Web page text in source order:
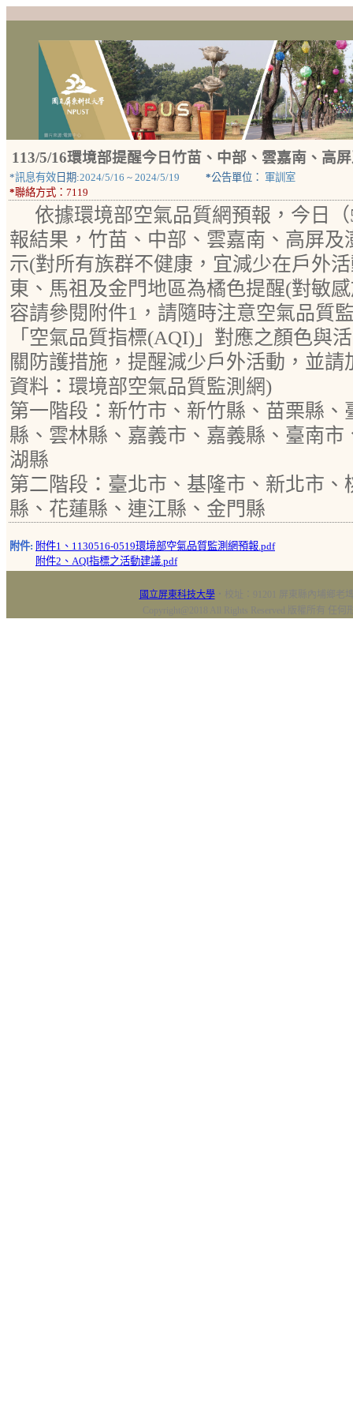
113/5/16環境部提醒今日竹苗、中部、雲嘉南、高
*訊息有效 日期:2024/5/16 ~ 2024/5/19 *公告單位： 軍訓室
*聯絡方式： 7119
依據環境部空氣品質網預報，今日
報結果，竹苗、中部、雲嘉南、高屏
示(對所有族群不健康，宜減少在戶外
東、馬祖及金門地區為橘色提醒(對敏
容請參閱附件1，請隨時注意空氣品質
「空氣品質指標(AQI)」對應之顏色與
關防護措施，提醒減少戶外活動，並
資料：環境部空氣品質監測網)
第一階段：新竹市、新竹縣、苗栗縣
縣、雲林縣、嘉義市、嘉義縣、臺南
湖縣
第二階段：臺北市、基隆市、新北市
縣、花蓮縣、連江縣、金門縣
附件: 附件1、1130516-0519環境部空氣品質監測網預報.pdf
附件2、AQI指標之活動建議.pdf
國立屏東科技大學‧校址：91201 屏東縣內埔鄉老